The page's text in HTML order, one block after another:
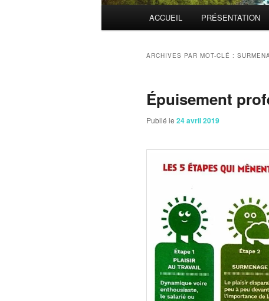
ACCUEIL PRÉSENTATION
ARCHIVES PAR MOT-CLÉ :
Épuisement
Publié le 24 avril 2019